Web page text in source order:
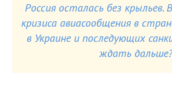
Россия осталась без крыльев.
кризиса авиасообщения в
в Украине и последующих
ждать дальше?